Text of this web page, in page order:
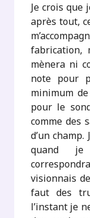
Je crois que
après tout,
fabrication,
mènera ni
note pour
minimum
pour le
comme des
d’un champ.
quand je
visionnais
faut des
l’instant je